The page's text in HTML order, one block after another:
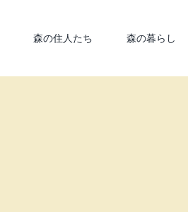
森の住人たち 森の暮らし